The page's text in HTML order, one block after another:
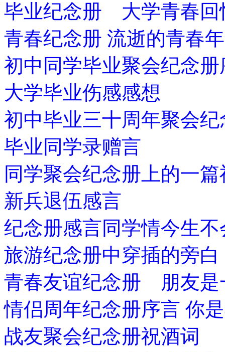
毕业纪念册 大学青春回
青春纪念册 流逝的青春
初中同学毕业聚会纪念册
大学毕业伤感感想
初中毕业三十周年聚会
毕业同学录赠言
同学聚会纪念册上的一
新兵退伍感言
纪念册感言同学情今生不
旅游纪念册中穿插的旁白
青春友谊纪念册 朋友是
情侣周年纪念册序言 你
战友聚会纪念册祝酒词